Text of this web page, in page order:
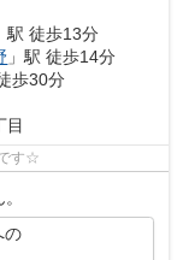
駅 徒歩13分
」駅 徒歩14分
歩30分
目
す☆
の